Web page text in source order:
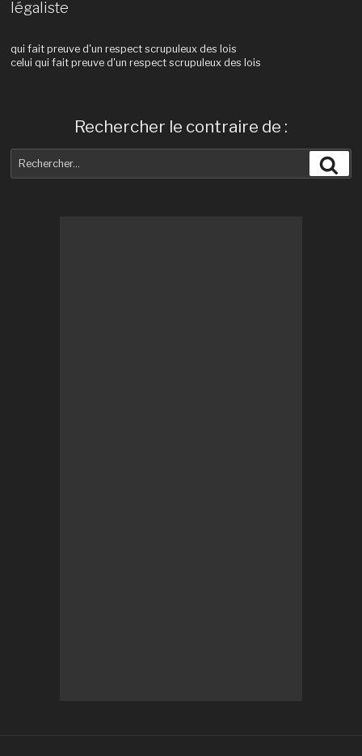
légaliste
qui fait preuve d'un respect scrupuleux des lois
celui qui fait preuve d'un respect scrupuleux des lois
Rechercher le contraire de :
pour